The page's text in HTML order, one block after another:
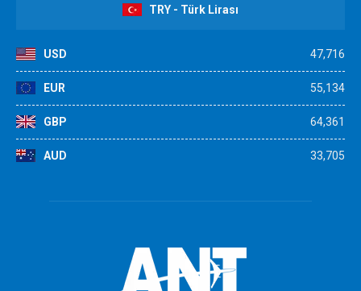
TRY - Türk Lirası
USD 47,716
EUR 55,134
GBP 64,361
AUD 33,705